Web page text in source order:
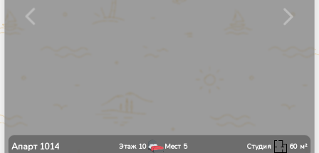
Апарт 1014 Этаж 10 Мест 5 Студия 60 м²